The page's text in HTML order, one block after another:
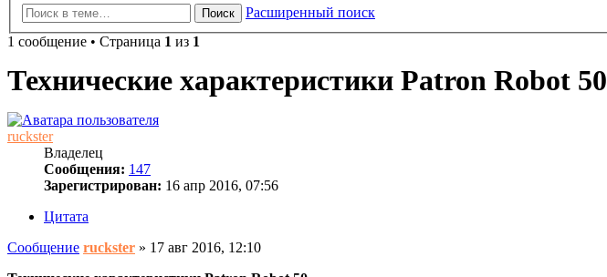
Поиск
Расширенный поиск
1 сообщение • Страница 1 из 1
Технические характеристики Patron Robot 50
ruckster
Владелец
Сообщения: 147
Зарегистрирован: 16 апр 2016, 07:56
Цитата
Сообщение ruckster » 17 авг 2016, 12:10